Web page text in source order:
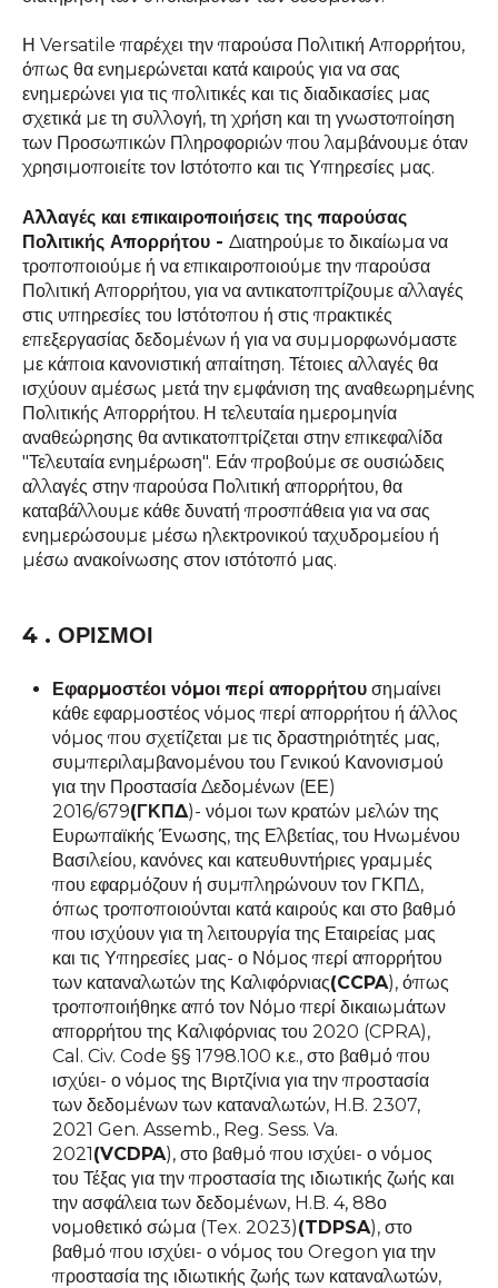
Η Versatile παρέχει την παρούσα Πολιτική Απορρήτου,
όπως θα ενημερώνεται κατά καιρούς για να σας
ενημερώνει για τις πολιτικές και τις διαδικασίες μας
σχετικά με τη συλλογή, τη χρήση και τη γνωστοποίηση
των Προσωπικών Πληροφοριών που λαμβάνουμε όταν
χρησιμοποιείτε τον Ιστότοπο και τις Υπηρεσίες μας.
Αλλαγές και επικαιροποιήσεις της παρούσας
Πολιτικής Απορρήτου - Διατηρούμε το δικαίωμα να
τροποποιούμε ή να επικαιροποιούμε την παρούσα
Πολιτική Απορρήτου, για να αντικατοπτρίζουμε αλλαγές
στις υπηρεσίες του Ιστότοπου ή στις πρακτικές
επεξεργασίας δεδομένων ή για να συμμορφωνόμαστε
με κάποια κανονιστική απαίτηση. Τέτοιες αλλαγές θα
ισχύουν αμέσως μετά την εμφάνιση της αναθεωρημένης
Πολιτικής Απορρήτου. Η τελευταία ημερομηνία
αναθεώρησης θα αντικατοπτρίζεται στην επικεφαλίδα
"Τελευταία ενημέρωση". Εάν προβούμε σε ουσιώδεις
αλλαγές στην παρούσα Πολιτική απορρήτου, θα
καταβάλλουμε κάθε δυνατή προσπάθεια για να σας
ενημερώσουμε μέσω ηλεκτρονικού ταχυδρομείου ή
μέσω ανακοίνωσης στον ιστότοπό μας.
4 . ΟΡΙΣΜΟΙ
Εφαρμοστέοι νόμοι περί απορρήτου σημαίνει
κάθε εφαρμοστέος νόμος περί απορρήτου ή άλλος
νόμος που σχετίζεται με τις δραστηριότητές μας,
συμπεριλαμβανομένου του Γενικού Κανονισμού
για την Προστασία Δεδομένων (ΕΕ)
2016/679(ΓΚΠΔ)- νόμοι των κρατών μελών της
Ευρωπαϊκής Ένωσης, της Ελβετίας, του Ηνωμένου
Βασιλείου, κανόνες και κατευθυντήριες γραμμές
που εφαρμόζουν ή συμπληρώνουν τον ΓΚΠΔ,
όπως τροποποιούνται κατά καιρούς και στο βαθμό
που ισχύουν για τη λειτουργία της Εταιρείας μας
και τις Υπηρεσίες μας- ο Νόμος περί απορρήτου
των καταναλωτών της Καλιφόρνιας(CCPA), όπως
τροποποιήθηκε από τον Νόμο περί δικαιωμάτων
απορρήτου της Καλιφόρνιας του 2020 (CPRA),
Cal. Civ. Code §§ 1798.100 κ.ε., στο βαθμό που
ισχύει- ο νόμος της Βιρτζίνια για την προστασία
των δεδομένων των καταναλωτών, H.B. 2307,
2021 Gen. Assemb., Reg. Sess. Va.
2021(VCDPA), στο βαθμό που ισχύει- ο νόμος
του Τέξας για την προστασία της ιδιωτικής ζωής και
την ασφάλεια των δεδομένων, H.B. 4, 88ο
νομοθετικό σώμα (Tex. 2023)(TDPSA), στο
βαθμό που ισχύει- ο νόμος του Oregon για την
προστασία της ιδιωτικής ζωής των καταναλωτών,